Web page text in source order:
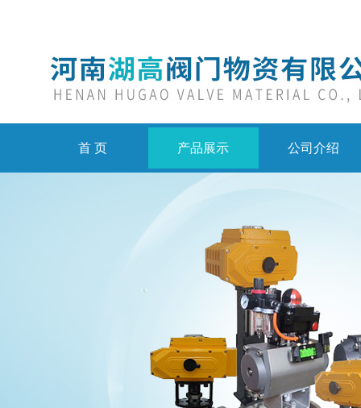
首 页 产品展示 公司介绍